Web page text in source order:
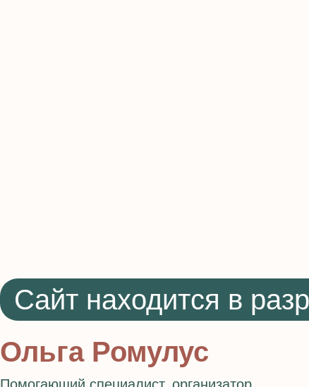
Сайт находится в
Ольга Ромулус